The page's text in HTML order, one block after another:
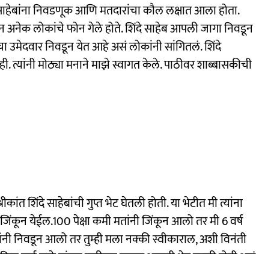
निवडणूक आणि मतदारांचा कौल लक्षात आला होता.
अनेक लोकांचे फोन गेले होते. शिंदे साहेब आपली जागा निवडून
उमेदवार निवडून येत आहे असं लोकांनी सांगितलं. शिंदे
त्यांनी मोठ्या मनाने माझे स्वागत केले. पाठीवर शाब्बासकीची
शिंदे साहेबांची गुप्त भेट घेतली होती. या भेटीत मी त्यांना
जिंकून येईल.100 पेक्षा कमी मतांनी जिंकून आलो तर मी 6 वर्ष
निवडून आलो तर तुम्ही मला नक्की स्वीकाराल, अशी विनंती